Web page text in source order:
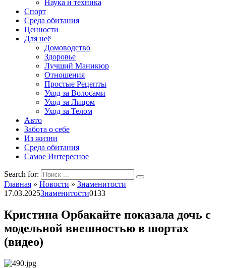
Наука и техника
Спорт
Среда обитания
Ценности
Для неё
Домоводство
Здоровье
Лучший Маникюр
Отношения
Простые Рецепты
Уход за Волосами
Уход за Лицом
Уход за Телом
Авто
Забота о себе
Из жизни
Среда обитания
Самое Интересное
Search for:
Главная » Новости » Знаменитости
17.03.2025Знаменитости0133
Кристина Орбакайте показала дочь с
модельной внешностью в шортах
(видео)